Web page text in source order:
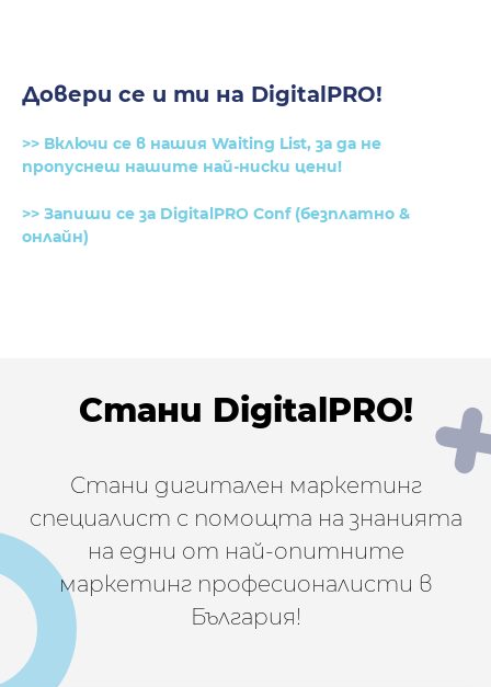
Довери се и ти на DigitalPRO!
>> Включи се в нашия Waiting List, за да не
пропуснеш нашите най-ниски цени!
>> Запиши се за DigitalPRO Conf (безплатно &
онлайн)
Стани DigitalPRO!
Стани дигитален маркетинг
специалист с помощта на знанията
на едни от най-опитните
маркетинг професионалисти в
България!